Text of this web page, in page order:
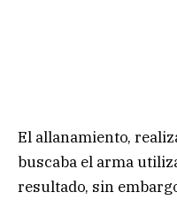
El allanamiento,
buscaba el arma
resultado, sin